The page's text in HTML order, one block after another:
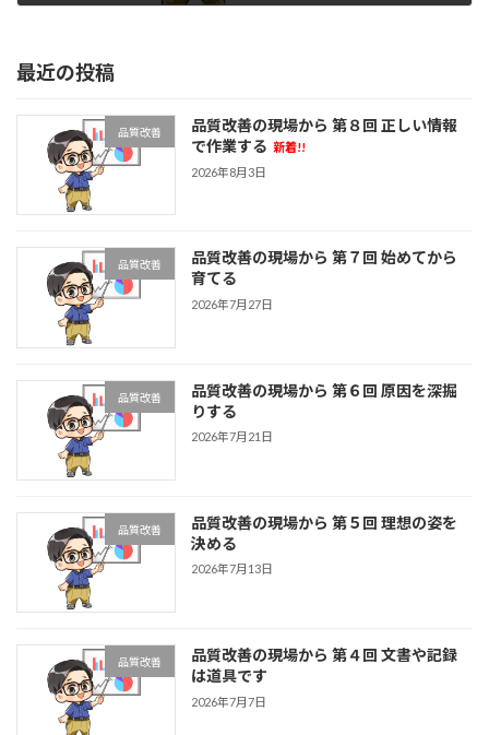
最近の投稿
品質改善
品質改善の現場から 第８回 正しい情報
で作業する 新着!!
2026年8月3日
品質改善
品質改善の現場から 第７回 始めてから
育てる
2026年7月27日
品質改善
品質改善の現場から 第６回 原因を深掘
りする
2026年7月21日
品質改善
品質改善の現場から 第５回 理想の姿を
決める
2026年7月13日
品質改善
品質改善の現場から 第４回 文書や記録
は道具です
2026年7月7日